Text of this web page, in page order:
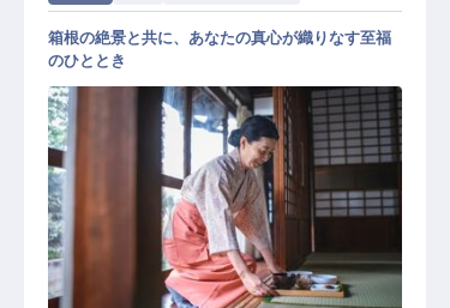
サービス職【エスパシオ箱根迎賓館
麟鳳亀龍】
箱根の絶景と共に、あなたの真心が織りなす至福
のひととき